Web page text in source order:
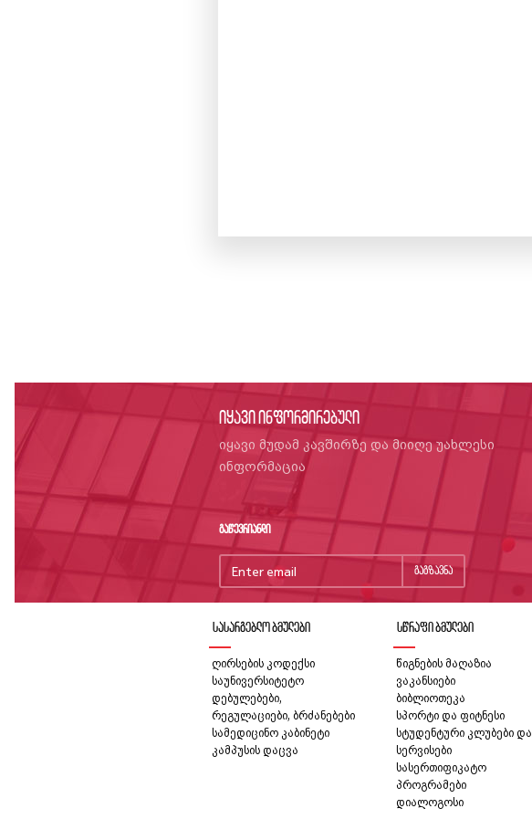
იყავი ინფორმირებული
იყავი მუდამ კავშირზე და მიიღე უახლესი
ინფორმაცია
გაწევრიანდი
გაგზავნა
სასარგებლო ბმულები
ღირსების კოდექსი
საუნივერსიტეტო
დებულებები,
რეგულაციები, ბრძანებები
სამედიცინო კაბინეტი
კამპუსის დაცვა
სწრაფი ბმულები
წიგნების მაღაზია
ვაკანსიები
ბიბლიოთეკა
სპორტი და ფიტნესი
სტუდენტური კლუბები და
სერვისები
სასერთიფიკატო
პროგრამები
დიალოგოსი